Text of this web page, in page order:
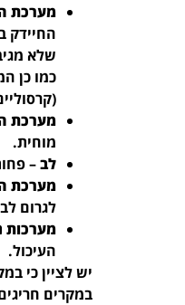
מערכת
החיידק
שלא
כמו כן
מערכת
מוחית.
לב–
מערכת
לגרום
מערכות
העיכול.
יש לציין כי
במקרים